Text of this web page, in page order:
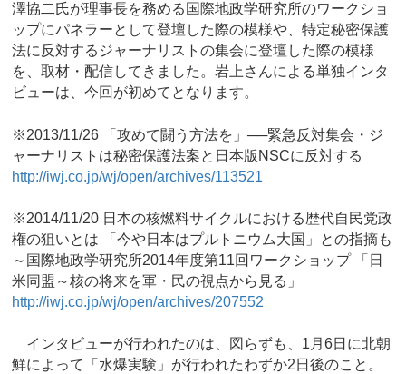
澤協二氏が理事長を務める国際地政学研究所のワークショ
ップにパネラーとして登壇した際の模様や、特定秘密保護
法に反対するジャーナリストの集会に登壇した際の模様
を、取材・配信してきました。岩上さんによる単独インタ
ビューは、今回が初めてとなります。
※2013/11/26 「攻めて闘う方法を」──緊急反対集会・ジ
ャーナリストは秘密保護法案と日本版NSCに反対する
http://iwj.co.jp/wj/open/archives/113521
※2014/11/20 日本の核燃料サイクルにおける歴代自民党政
権の狙いとは 「今や日本はプルトニウム大国」との指摘も
～国際地政学研究所2014年度第11回ワークショップ 「日
米同盟～核の将来を軍・民の視点から見る」
http://iwj.co.jp/wj/open/archives/207552
インタビューが行われたのは、図らずも、1月6日に北朝
鮮によって「水爆実験」が行われたわずか2日後のこと。